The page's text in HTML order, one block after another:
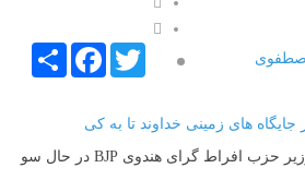
ShareTwitter
تصویری از مودی نخست وزیر حزب افراط گرای هندوی BJP در حال سو